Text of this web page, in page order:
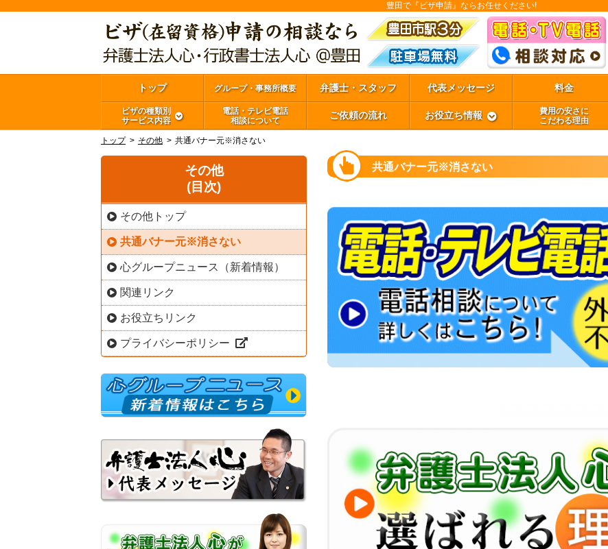
豊田で『ビザ申請』ならお任せください!
トップ グループ・事務所概要 弁護士・スタッフ 代表メッセージ 料金
ビザの種類別
サービス内容
電話・テレビ電話
相談について
ご依頼の流れ お役立ち情報
費用の安さに
こだわる理由
トップ その他 共通バナー元※消さない
共通バナー元※消さない
その他
(目次)
その他トップ
共通バナー元※消さない
心グループニュース（新着情報）
関連リンク
お役立ちリンク
プライバシーポリシー